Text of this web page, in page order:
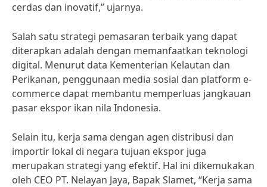
cerdas dan inovatif,” ujarnya.
Salah satu strategi pemasaran terbaik yang dapat
diterapkan adalah dengan memanfaatkan teknologi
digital. Menurut data Kementerian Kelautan dan
Perikanan, penggunaan media sosial dan platform e-
commerce dapat membantu memperluas jangkauan
pasar ekspor ikan nila Indonesia.
Selain itu, kerja sama dengan agen distribusi dan
importir lokal di negara tujuan ekspor juga
merupakan strategi yang efektif. Hal ini dikemukakan
oleh CEO PT. Nelayan Jaya, Bapak Slamet, “Kerja sama